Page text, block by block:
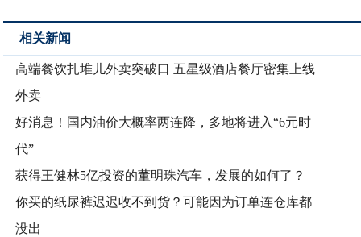
相关新闻
高端餐饮扎堆儿外卖突破口 五星级酒店餐厅密集上线
外卖
好消息！国内油价大概率两连降，多地将进入“6元时
代”
获得王健林5亿投资的董明珠汽车，发展的如何了？
你买的纸尿裤迟迟收不到货？可能因为订单连仓库都
没出